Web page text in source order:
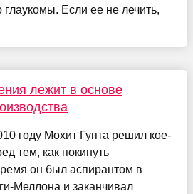
глаукомы. Если ее не лечить,
лежит в основе
году Мохит Гупта решил кое-
тем, как покинуть
он был аспирантом в
Меллона и заканчивал